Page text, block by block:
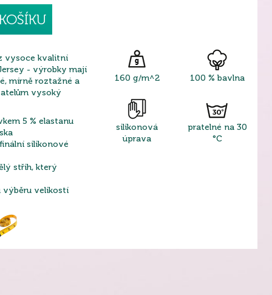
vysoce kvalitní
- výrobky mají
mírně roztažné a
vysoký
5 % elastanu
silikonové
střih, který
výběru velikostí
160 g/m^2 100 % bavlna
silikonová
úprava
pratelné na 30
°C